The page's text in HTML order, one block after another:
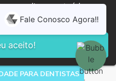
NO TATUAPÉ
PARA ABERTURA DE
PARA DENTISTAS
conteúdo.
aceito!